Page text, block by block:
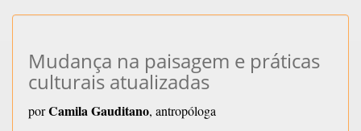
Mudança na paisagem e práticas
culturais atualizadas
porCamila Gauditano, antropóloga